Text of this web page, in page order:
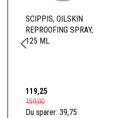
SCIPPIS, OILSKIN
REPROOFING SPRAY,
125 ML
119,25
159,00
Du sparer: 39,75